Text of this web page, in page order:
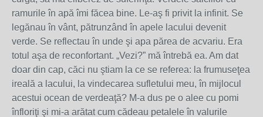
ramurile în apă îmi făcea bine. Le-aş fi privit la infinit. Se
legănau în vânt, pătrunzând în apele lacului devenit
verde. Se reflectau în unde şi apa părea de acvariu. Era
totul aşa de reconfortant. „Vezi?” mă întrebă ea. Am dat
doar din cap, căci nu ştiam la ce se referea: la frumuseţea
ireală a lacului, la vindecarea sufletului meu, în mijlocul
acestui ocean de verdeaţă? M-a dus pe o alee cu pomi
înfloriţi şi mi-a arătat cum cădeau petalele în valurile